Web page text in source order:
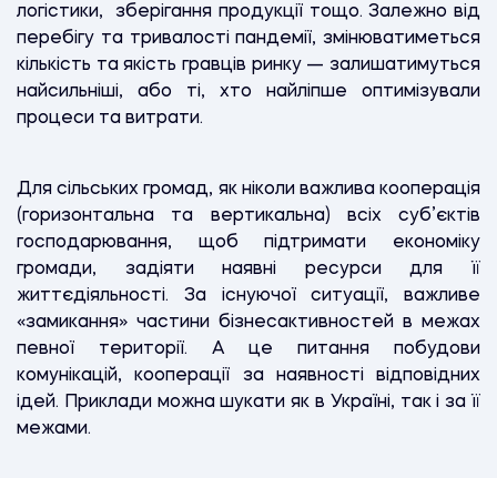
логістики, зберігання продукції тощо. Залежно від
перебігу та тривалості пандемії, змінюватиметься
кількість та якість гравців ринку — залишатимуться
найсильніші, або ті, хто найліпше оптимізували
процеси та витрати.
Для сільських громад, як ніколи важлива кооперація
(горизонтальна та вертикальна) всіх суб’єктів
господарювання, щоб підтримати економіку
громади, задіяти наявні ресурси для її
життєдіяльності. За існуючої ситуації, важливе
«замикання» частини бізнесактивностей в межах
певної території. А це питання побудови
комунікацій, кооперації за наявності відповідних
ідей. Приклади можна шукати як в Україні, так і за її
межами.